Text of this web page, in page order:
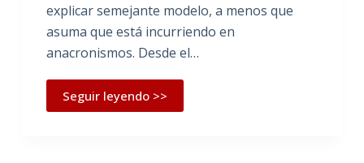
explicar semejante modelo, a menos que
asuma que está incurriendo en
anacronismos. Desde el…
Seguir leyendo >>